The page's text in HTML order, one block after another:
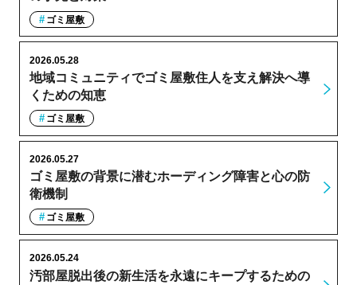
ゴミ屋敷
地域コミュニティでゴミ屋敷住人を支え解決へ導
くための知恵
2026.05.28
ゴミ屋敷
ゴミ屋敷の背景に潜むホーディング障害と心の防
衛機制
2026.05.27
ゴミ屋敷
汚部屋脱出後の新生活を永遠にキープするための
2026.05.24